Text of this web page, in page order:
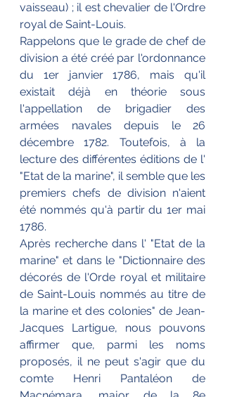
vaisseau) ; il est chevalier de l'Ordre
royal de Saint-Louis.
Rappelons que le grade de chef de
division a été créé par l'ordonnance
du 1er janvier 1786, mais qu'il
existait déjà en théorie sous
l'appellation de brigadier des
armées navales depuis le 26
décembre 1782. Toutefois, à la
lecture des différentes éditions de l'
"Etat de la marine", il semble que les
premiers chefs de division n'aient
été nommés qu'à partir du 1er mai
1786.
Après recherche dans l' "Etat de la
marine" et dans le "Dictionnaire des
décorés de l'Orde royal et militaire
de Saint-Louis nommés au titre de
la marine et des colonies" de Jean-
Jacques Lartigue, nous pouvons
affirmer que, parmi les noms
proposés, il ne peut s'agir que du
comte Henri Pantaléon de